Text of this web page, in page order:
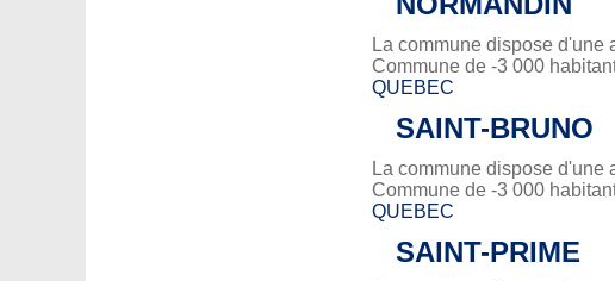
La commune dispose d'une
Commune de -3 000
QUEBEC
SAINT-BRUNO
La commune dispose d'une
Commune de -3 000
QUEBEC
SAINT-PRIME